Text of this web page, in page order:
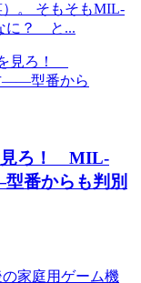
。 そもそもMIL-
に？ と...
見ろ！ MIL-
番からも判別
家庭用ゲーム機